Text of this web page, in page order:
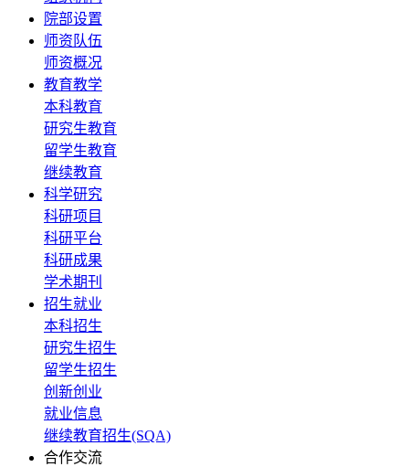
院部设置
师资队伍
师资概况
教育教学
本科教育
研究生教育
留学生教育
继续教育
科学研究
科研项目
科研平台
科研成果
学术期刊
招生就业
本科招生
研究生招生
留学生招生
创新创业
就业信息
继续教育招生(SQA)
合作交流